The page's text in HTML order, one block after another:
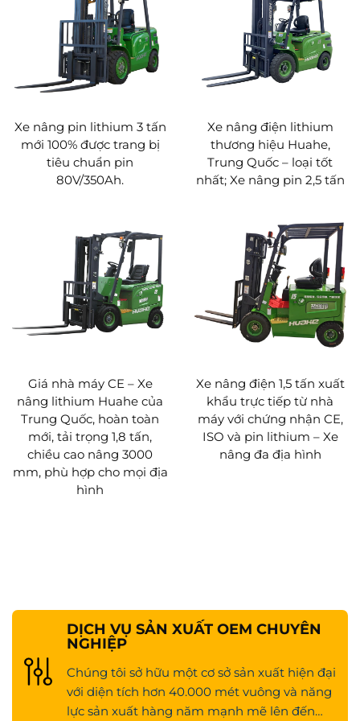
di chuyển trong các lối đi hẹp, tối ưu hóa việc sử dụng
không gian.
Vận hành thoải mái: Các tính năng như ghế điều
chỉnh được, độ rung thấp và thiết kế ít tiếng ồn giúp
cải thiện đáng kể sự thoải mái và năng suất của người
vận hành trong ca làm việc dài.
cấp tầm quan sát xuất sắc trong các thao tác nâng và
xếp chồng, đảm bảo an toàn.
4. Hiệu suất bền bỉ cho các điều kiện làm việc
phức tạp
nhằm đảm bảo độ tin cậy trong các môi trường khắc
nghiệt như nhiệt độ cao, độ ẩm cao và nhiều bụi, đã
vượt qua quy trình kiểm định nghiêm ngặt.
Khả năng xử lý tải mạnh mẽ: Có khả năng leo dốc tốt
và tốc độ nâng ổn định khi tải đầy, đáp ứng nhu cầu
xử lý hàng hóa cường độ cao.
Kết cấu chắc chắn và bền bỉ: Khung xe vững chãi
cùng hệ thống truyền động đáng tin cậy được thiết kế
vượt trội.
5. Tính bền vững môi trường & Chi phí sở hữu
tổng thể (TCO) thấp
Hoạt động không phát thải: Không sinh ra khí thải từ
ống xả, giúp doanh nghiệp hiện thực hóa các sáng
kiến kho bãi xanh và giảm lượng khí thải carbon.
Chi phí tổng hợp thấp hơn: Chi phí năng lượng giảm
Mỗi xe nâng điện lithium-ion Huahe đều được sản
xuất từ hệ sinh thái sản xuất thông minh tiên tiến của
chúng tôi:
Đổi mới nghiên cứu & phát triển chuyên biệt: Năm
2020, công ty thành lập Trung tâm Nghiên cứu & Phát
triển Xe nâng pin lithium năng lượng mới, tập trung
Xe nâng pin lithium 3 tấn
mới 100% được trang bị
tiêu chuẩn pin
80V/350Ah.
Xe nâng điện lithium
thương hiệu Huahe,
Trung Quốc – loại tốt
nhất; Xe nâng pin 2,5 tấn
Giá nhà máy CE – Xe
nâng lithium Huahe của
Trung Quốc, hoàn toàn
mới, tải trọng 1,8 tấn,
chiều cao nâng 3000
mm, phù hợp cho mọi địa
hình
Xe nâng điện 1,5 tấn xuất
khẩu trực tiếp từ nhà
máy với chứng nhận CE,
ISO và pin lithium – Xe
nâng đa địa hình
DỊCH VỤ SẢN XUẤT OEM CHUYÊN
NGHIỆP
Chúng tôi sở hữu một cơ sở sản xuất hiện đại
với diện tích hơn 40.000 mét vuông và năng
lực sản xuất hàng năm mạnh mẽ lên đến